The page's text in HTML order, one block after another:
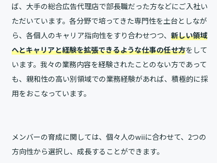
ば、大手の総合広告代理店で部長職だった方などにご入社い
ただいています。各分野で培ってきた専門性を土台としなが
ら、各個人のキャリア指向性をすり合わせつつ、 新しい領域
へとキャリアと経験を拡張できるような仕事の任せ方をして
います。我々の業務内容を経験されたことのない方であって
も、親和性の高い別領域での業務経験があれば、積極的に採
用をおこなっています。
メンバーの育成に関しては、個々人のwiiに合わせて、2つの
方向性から選択し、成長することができます。